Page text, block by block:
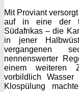
Mit Proviant
auf in eine der
Südafrikas – die
in jener
vergangenen
nennenswerter
einem weiteren
vorbildlich
Klospülung